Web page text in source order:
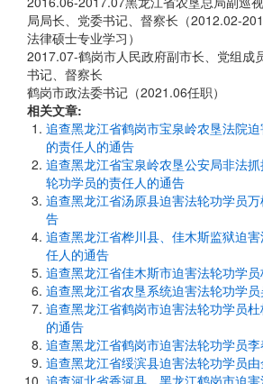
局局长、党委书记、督察长（2012.02-
法律硕士专业学习）
2017.07-鹤岗市人民政府副市长、党组成
书记、督察长
鹤岗市政法委书记（2021.06任职）
相关文章:
追查黑龙江省鹤岗市宝泉岭农垦法院
的责任人的通告
追查黑龙江省宝泉岭农垦公安局非法
轮功学员的责任人的通告
追查黑龙江省汤原县迫害法轮功学员
告
追查黑龙江省桦川县、佳木斯监狱迫
任人的通告
追查黑龙江省佳木斯市迫害法轮功学
追查黑龙江省农垦系统迫害法轮功学
追查黑龙江省鹤岗市迫害法轮功学员
的通告
追查黑龙江省鹤岗市迫害法轮功学员
追查黑龙江省绥滨县迫害法轮功学员
追查河北省香河县、黑龙江鹤岗市迫